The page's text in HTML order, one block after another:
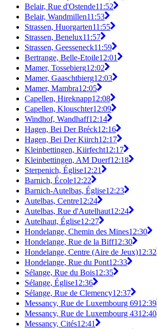
Belair, Rue d'Ostende11:52
Belair, Wandmillen11:53
Strassen, Huorgarten11:55
Strassen, Benelux11:57
Strassen, Geesseneck11:59
Bertrange, Belle-Etoile12:01
Mamer, Tossebierg12:02
Mamer, Gaaschtbierg12:03
Mamer, Mambra12:05
Capellen, Hireknapp12:08
Capellen, Klouschter12:09
Windhof, Wandhaff12:14
Hagen, Bei Der Bréck12:16
Hagen, Bei Der Kiirch12:17
Kleinbettingen, Kiirfecht12:17
Kleinbettingen, AM Duerf12:18
Sterpenich, Église12:21
Barnich, École12:22
Barnich-Autelbas, Église12:23
Autelbas, Centre12:24
Autelbas, Rue d'Autelhaut12:24
Autelhaut, Église12:27
Hondelange, Chemin des Mines12:30
Hondelange, Rue de la Biff12:30
Hondelange, Centre (Aire de Jeux)12:32
Hondelange, Rue du Pont12:33
Sélange, Rue du Bois12:35
Sélange, Église12:36
Sélange, Rue de Clemency12:37
Messancy, Rue de Luxembourg 6912:39
Messancy, Rue de Luxembourg 4312:40
Messancy, Cités12:41